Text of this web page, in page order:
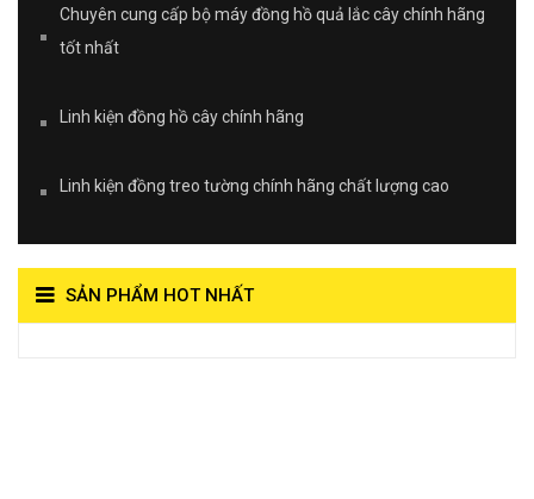
Chuyên cung cấp bộ máy đồng hồ quả lắc cây chính hãng
tốt nhất
Linh kiện đồng hồ cây chính hãng
Linh kiện đồng treo tường chính hãng chất lượng cao
SẢN PHẨM HOT NHẤT